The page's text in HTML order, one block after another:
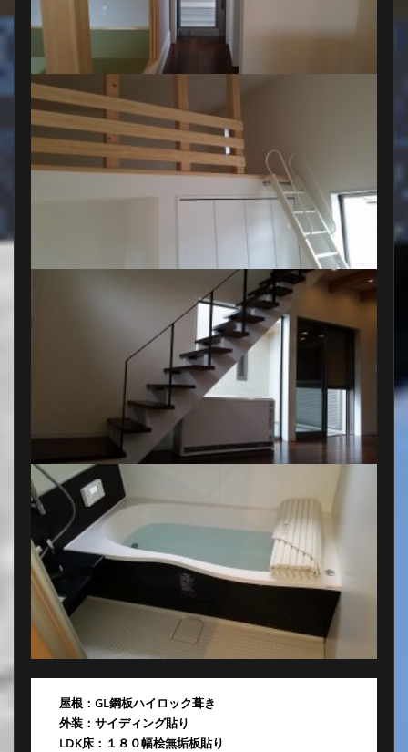
屋根：GL鋼板ハイロック葺き
外装：サイディング貼り
LDK床：１８０幅桧無垢板貼り